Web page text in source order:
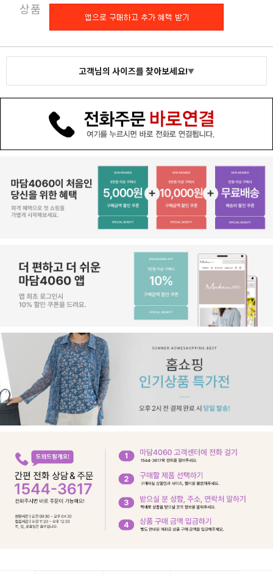
상품 구니
고객님의 사이즈를 찾아보세요!▼